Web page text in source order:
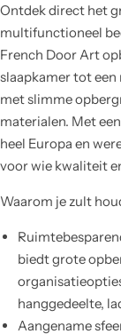
Ontdek direct het
multifunctioneel
French Door Art
slaapkamer tot
met slimme
materialen. Met
heel Europa en
voor wie kwaliteit
Waarom je zult
biedt grote
hanggedeelte,
Aangename